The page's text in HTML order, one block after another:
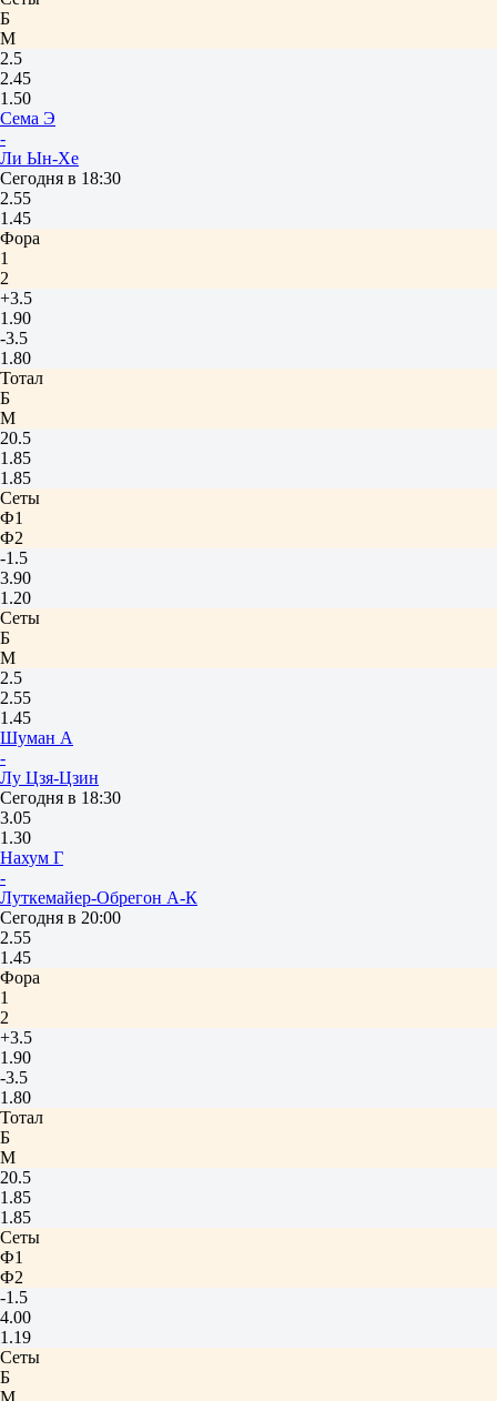
Б
М
2.5
2.45
1.50
Сема Э
-
Ли Ын-Хе
Сегодня в 18:30
2.55
1.45
Фора
1
2
+3.5
1.90
-3.5
1.80
Тотал
Б
М
20.5
1.85
1.85
Сеты
Ф1
Ф2
-1.5
3.90
1.20
Сеты
Б
М
2.5
2.55
1.45
Шуман А
-
Лу Цзя-Цзин
Сегодня в 18:30
3.05
1.30
Нахум Г
-
Луткемайер-Обрегон А-К
Сегодня в 20:00
2.55
1.45
Фора
1
2
+3.5
1.90
-3.5
1.80
Тотал
Б
М
20.5
1.85
1.85
Сеты
Ф1
Ф2
-1.5
4.00
1.19
Сеты
Б
М